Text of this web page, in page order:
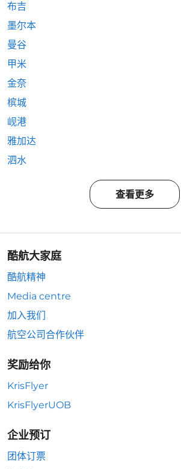
布吉
墨尔本
曼谷
甲米
金奈
槟城
岘港
雅加达
泗水
查看更多
酷航大家庭
酷航精神
Media centre
加入我们
航空公司合作伙伴
奖励给你
KrisFlyer
KrisFlyerUOB
企业预订
团体订票